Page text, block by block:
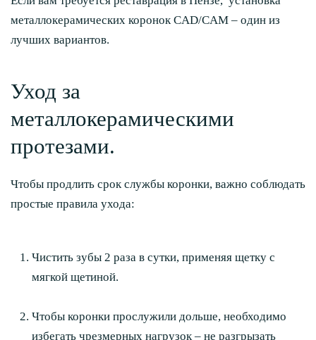
металлокерамических коронок CAD/CAM – один из
лучших вариантов.
Уход за
металлокерамическими
протезами.
Чтобы продлить срок службы коронки, важно соблюдать
простые правила ухода:
Чистить зубы 2 раза в сутки, применяя щетку с
мягкой щетиной.
Чтобы коронки прослужили дольше, необходимо
избегать чрезмерных нагрузок – не разгрызать